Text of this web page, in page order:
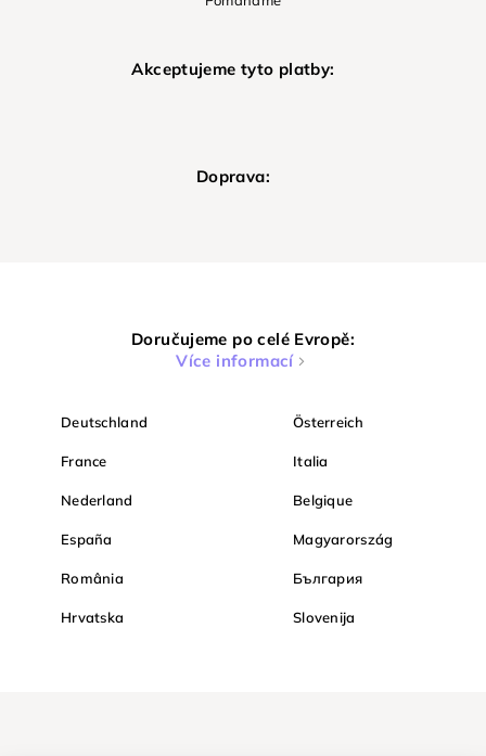
Akceptujeme tyto platby:
Doprava:
Doručujeme po celé Evropě:
Více informací
Deutschland Österreich
France Italia
Nederland Belgique
España Magyarország
România България
Hrvatska Slovenija